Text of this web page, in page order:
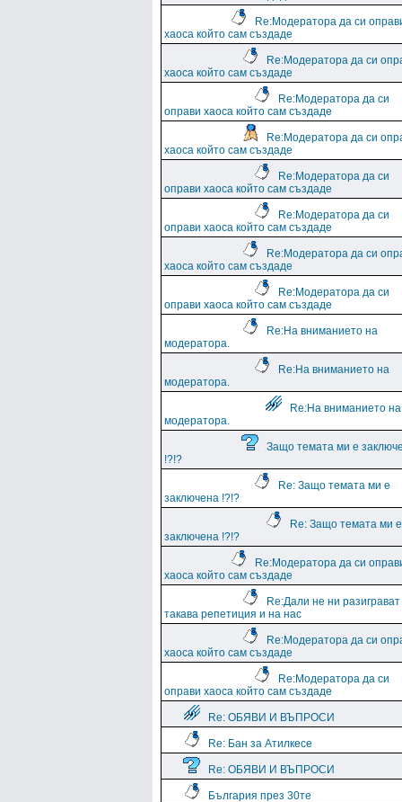
Re:Модератора да си
хаоса който сам създаде
Re:Модератора да си
хаоса който сам създаде
Re:Модератора да си
оправи хаоса който сам създаде
Re:Модератора да си
хаоса който сам създаде
Re:Модератора да си
оправи хаоса който сам създаде
Re:Модератора да си
оправи хаоса който сам създаде
Re:Модератора да си
хаоса който сам създаде
Re:Модератора да си
оправи хаоса който сам създаде
Re:На вниманието на
модератора.
Re:На вниманието на
модератора.
Re:На вниманието на
модератора.
Защо темата ми е
!?!?
Re: Защо темата ми е
заключена !?!?
Re: Защо темата ми е
заключена !?!?
Re:Модератора да си
хаоса който сам създаде
Re:Дали не ни разиграват
такава репетиция и на нас
Re:Модератора да си
хаоса който сам създаде
Re:Модератора да си
оправи хаоса който сам създаде
Re: ОБЯВИ И ВЪПРОСИ
Re: Бан за Атилкесе
Re: ОБЯВИ И ВЪПРОСИ
България през 30те